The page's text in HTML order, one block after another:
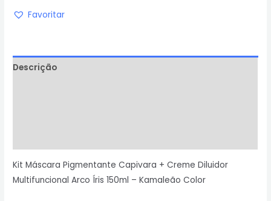
Favoritar
Descrição
Kit Máscara Pigmentante Capivara + Creme Diluidor
Multifuncional Arco Íris 150ml – Kamaleão Color